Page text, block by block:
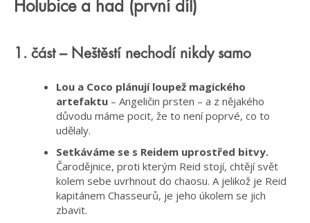
Holubice a had (první díl)
1. část – Neštěstí nechodí nikdy samo
Lou a Coco plánují loupež magického
artefaktu – Angeličin prsten – a z nějakého
důvodu máme pocit, že to není poprvé, co to
udělaly.
Setkáváme se s Reidem uprostřed bitvy.
Čarodějnice, proti kterým Reid stojí, chtějí svět
kolem sebe uvrhnout do chaosu. A jelikož je Reid
kapitánem Chasseurů, je jeho úkolem se jich
zbavit.